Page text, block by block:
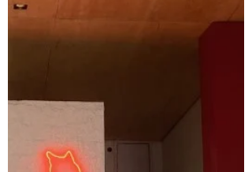
Seus novos...